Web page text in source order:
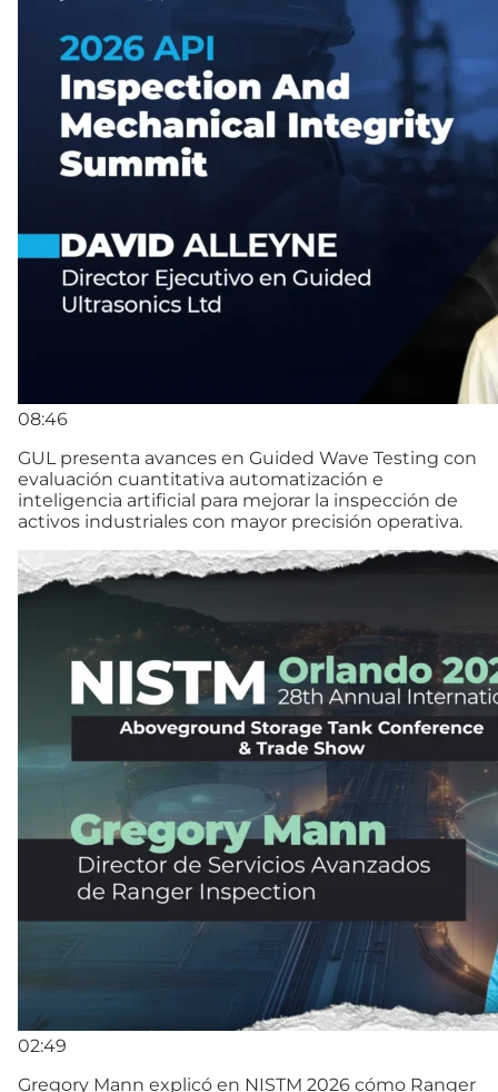
08:46
GUL presenta avances en Guided Wave Testing con
evaluación cuantitativa automatización e
inteligencia artificial para mejorar la inspección de
activos industriales con mayor precisión operativa.
02:49
Gregory Mann explicó en NISTM 2026 cómo Ranger